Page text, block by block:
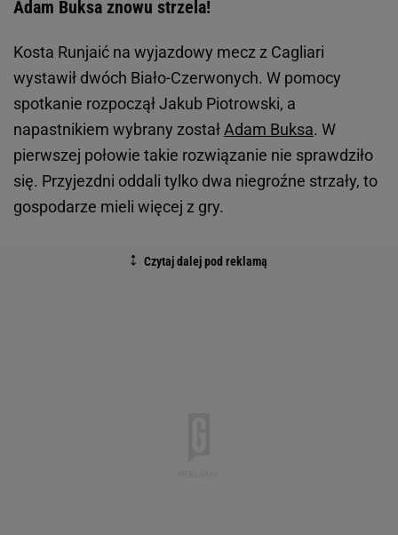
Adam Buksa znowu strzela!
Kosta Runjaić na wyjazdowy mecz z Cagliari
wystawił dwóch Biało-Czerwonych. W pomocy
spotkanie rozpoczął Jakub Piotrowski, a
napastnikiem wybrany został Adam Buksa. W
pierwszej połowie takie rozwiązanie nie sprawdziło
się. Przyjezdni oddali tylko dwa niegroźne strzały, to
gospodarze mieli więcej z gry.